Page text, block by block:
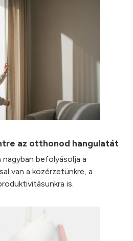
az otthonod hangulatát
befolyásolja a
van a közérzetünkre, a
is.